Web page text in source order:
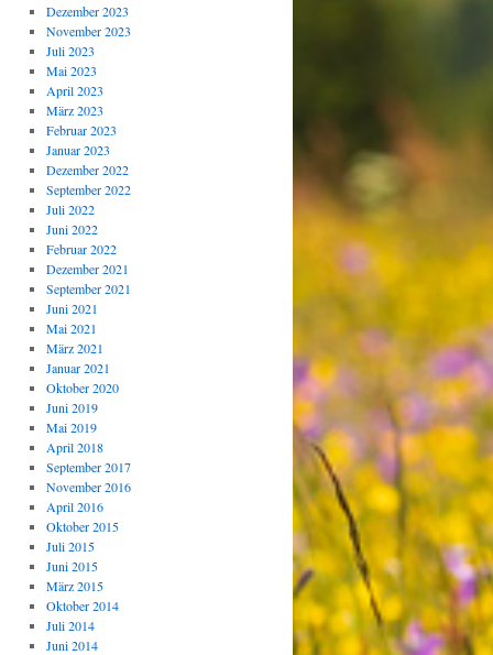
Dezember 2023
November 2023
Juli 2023
Mai 2023
April 2023
März 2023
Februar 2023
Januar 2023
Dezember 2022
September 2022
Juli 2022
Juni 2022
Februar 2022
Dezember 2021
September 2021
Juni 2021
Mai 2021
März 2021
Januar 2021
Oktober 2020
Juni 2019
Mai 2019
April 2018
September 2017
November 2016
April 2016
Oktober 2015
Juli 2015
Juni 2015
März 2015
Oktober 2014
Juli 2014
Juni 2014